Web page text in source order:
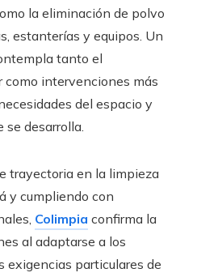
la eliminación de polvo
estanterías y equipos. Un
tanto el
intervenciones más
del espacio y
se desarrolla.
trayectoria en la limpieza
y cumpliendo con
Colimpia confirma la
al adaptarse a los
exigencias particulares de